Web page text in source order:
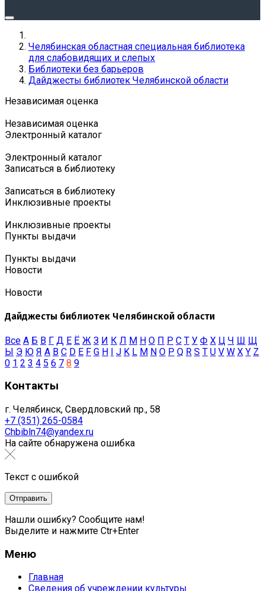
Челябинская областная специальная библиотека
для слабовидящих и слепых
Библиотеки без барьеров
Дайджесты библиотек Челябинской области
Независимая оценка
Независимая оценка
Электронный каталог
Электронный каталог
Записаться в библиотеку
Записаться в библиотеку
Инклюзивные проекты
Инклюзивные проекты
Пункты выдачи
Пункты выдачи
Новости
Новости
Дайджесты библиотек Челябинской области
Все А Б В Г Д Е Ё Ж З И К Л М Н О П Р С Т У Ф Х Ц Ч Ш Щ
Ы Э Ю Я A B C D E F G H I J K L M N O P Q R S T U V W X Y Z
0 1 2 3 4 5 6 7 8 9
Контакты
г. Челябинск, Свердловский пр., 58
+7 (351) 265-0584
Chbibln74@yandex.ru
На сайте обнаружена ошибка
Текст с ошибкой
Нашли ошибку? Сообщите нам!
Выделите и нажмите Ctr+Enter
Меню
Главная
Сведения об учреждении культуры